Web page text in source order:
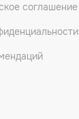
соглашение